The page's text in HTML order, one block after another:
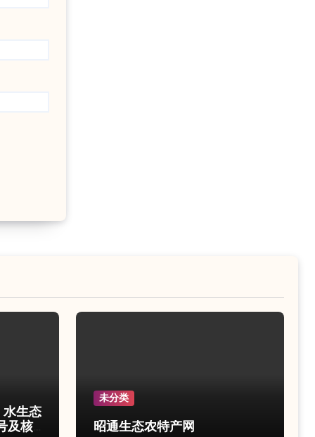
生态
及核
未分类
昭通生态农特产网